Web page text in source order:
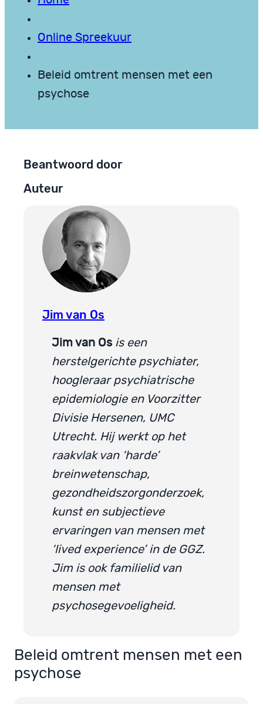
Online Spreekuur
Beleid omtrent mensen met een
psychose
Beantwoord door
Auteur
Jim van Os
Jim van Os is een
herstelgerichte psychiater,
hoogleraar psychiatrische
epidemiologie en Voorzitter
Divisie Hersenen, UMC
Utrecht. Hij werkt op het
raakvlak van ‘harde’
breinwetenschap,
gezondheidszorgonderzoek,
kunst en subjectieve
ervaringen van mensen met
‘lived experience’ in de GGZ.
Jim is ook familielid van
mensen met
psychosegevoeligheid.
Beleid omtrent mensen met een
psychose